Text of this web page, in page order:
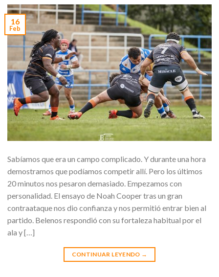
16
Feb
Sabíamos que era un campo complicado. Y durante una hora
demostramos que podíamos competir allí. Pero los últimos
20 minutos nos pesaron demasiado. Empezamos con
personalidad. El ensayo de Noah Cooper tras un gran
contraataque nos dio confianza y nos permitió entrar bien al
partido. Belenos respondió con su fortaleza habitual por el
ala y […]
CONTINUAR LEYENDO →